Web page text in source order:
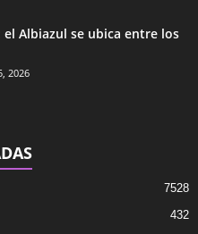
el Albiazul se ubica entre los
2026
7528
432